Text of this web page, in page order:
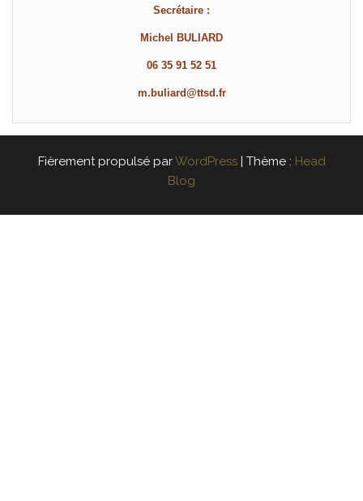
Secrétaire :
Michel BULIARD
06 35 91 52 51
m.buliard@ttsd.fr
Fièrement propulsé parWordPress | Thème : Head
Blog